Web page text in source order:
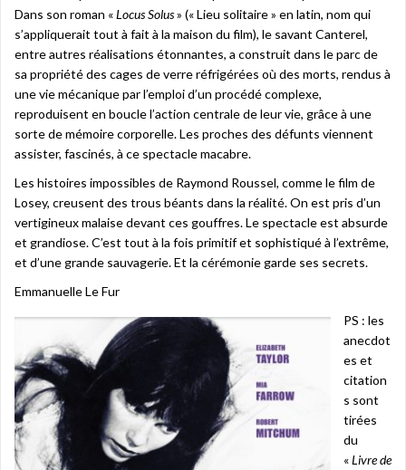
Dans son roman «Locus Solus» (« Lieu solitaire » en latin, nom qui
s’appliquerait tout à fait à la maison du film), le savant Canterel,
entre autres réalisations étonnantes, a construit dans le parc de
sa propriété des cages de verre réfrigérées où des morts, rendus à
une vie mécanique par l’emploi d’un procédé complexe,
reproduisent en boucle l’action centrale de leur vie, grâce à une
sorte de mémoire corporelle. Les proches des défunts viennent
assister, fascinés, à ce spectacle macabre.
Les histoires impossibles de Raymond Roussel, comme le film de
Losey, creusent des trous béants dans la réalité. On est pris d’un
vertigineux malaise devant ces gouffres. Le spectacle est absurde
et grandiose. C’est tout à la fois primitif et sophistiqué à l’extrême,
et d’une grande sauvagerie. Et la cérémonie garde ses secrets.
Emmanuelle Le Fur
PS : les
anecdot
es et
citation
s sont
tirées
du
«Livre de